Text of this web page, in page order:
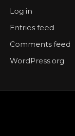
Log in
Entries feed
Comments feed
WordPress.org